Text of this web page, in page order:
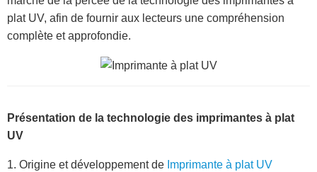
plat UV, afin de fournir aux lecteurs une compréhension
complète et approfondie.
Présentation de la technologie des imprimantes à plat
UV
1. Origine et développement de Imprimante à plat UV